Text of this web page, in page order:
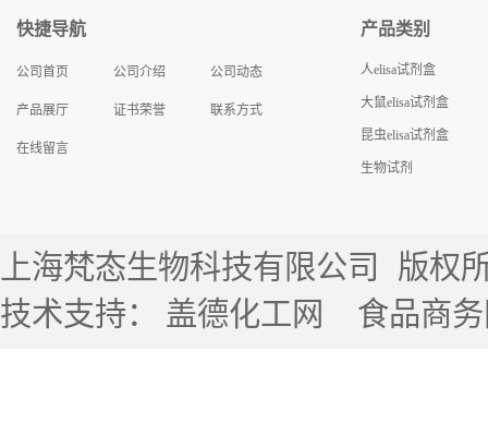
快捷导航
公司首页 公司介绍 公司动态
产品展厅 证书荣誉 联系方式
在线留言
产品类别
人elisa试剂盒
大鼠elisa试剂盒
昆虫elisa试剂盒
生物试剂
上海梵态生物科技有限公司
版权
技术支持： 盖德化工网 食品商